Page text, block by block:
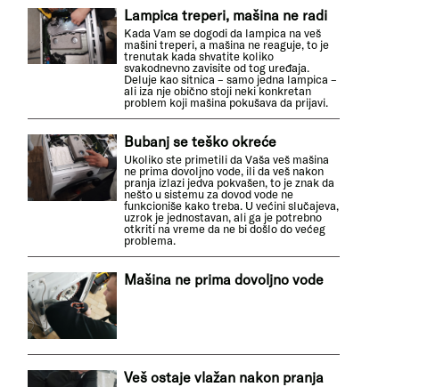
Lampica treperi, mašina ne radi
Kada Vam se dogodi da lampica na veš
mašini treperi, a mašina ne reaguje, to je
trenutak kada shvatite koliko
svakodnevno zavisite od tog uređaja.
Deluje kao sitnica – samo jedna lampica –
ali iza nje obično stoji neki konkretan
problem koji mašina pokušava da prijavi.
Bubanj se teško okreće
Ukoliko ste primetili da Vaša veš mašina
ne prima dovoljno vode, ili da veš nakon
pranja izlazi jedva pokvašen, to je znak da
nešto u sistemu za dovod vode ne
funkcioniše kako treba. U većini slučajeva,
uzrok je jednostavan, ali ga je potrebno
otkriti na vreme da ne bi došlo do većeg
problema.
Mašina ne prima dovoljno vode
Veš ostaje vlažan nakon pranja